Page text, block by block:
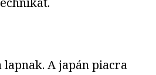
A japán piacra